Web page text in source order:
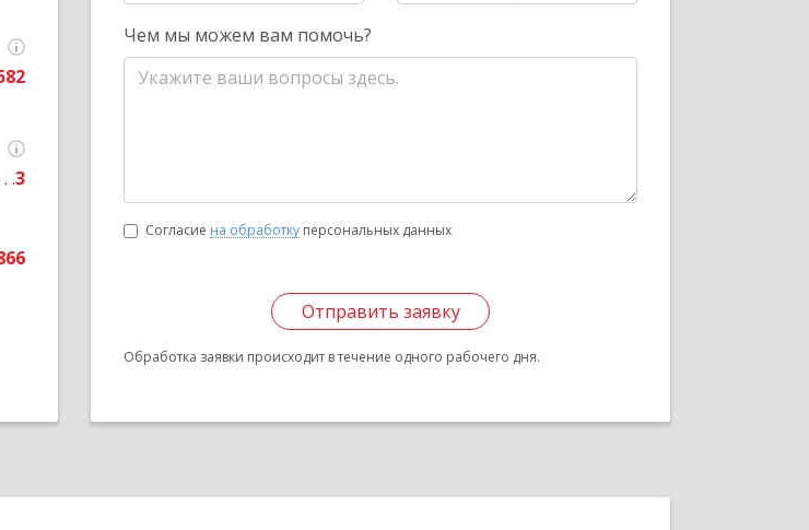
3
Чем мы можем вам помочь?
Согласие на обработку персональных данных
Отправить заявку
Обработка заявки происходит в течение одного рабочего дня.